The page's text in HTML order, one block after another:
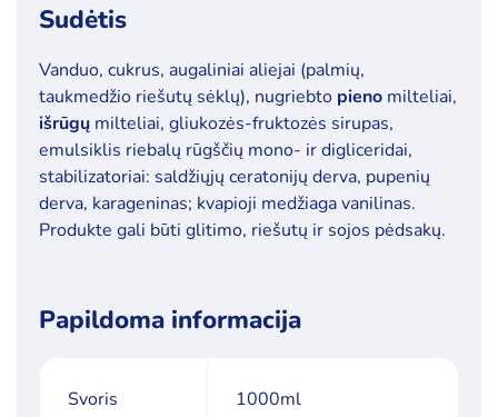
Sudėtis
Vanduo, cukrus, augaliniai aliejai (palmių,
taukmedžio riešutų sėklų), nugriebto pieno milteliai,
išrūgų milteliai, gliukozės-fruktozės sirupas,
emulsiklis riebalų rūgščių mono- ir digliceridai,
stabilizatoriai: saldžiųjų ceratonijų derva, pupenių
derva, karageninas; kvapioji medžiaga vanilinas.
Produkte gali būti glitimo, riešutų ir sojos pėdsakų.
Papildoma informacija
Svoris 1000ml